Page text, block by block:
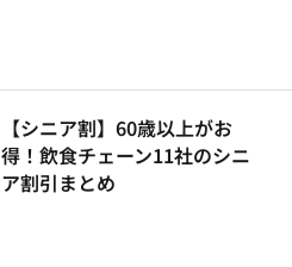
【シニア割】60歳以上がお
得！飲食チェーン11社のシニ
ア割引まとめ